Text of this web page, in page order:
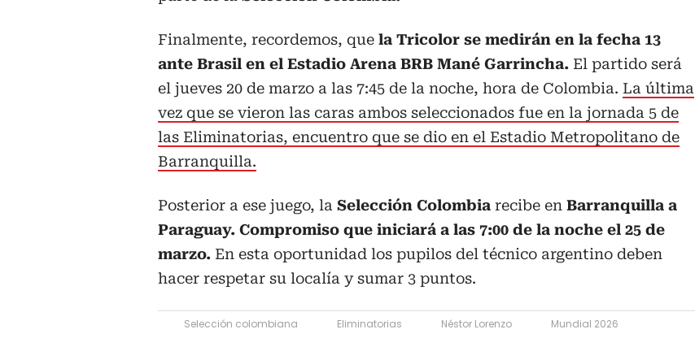
Finalmente, recordemos, que la Tricolor se medirán en la fecha 13
ante Brasil en el Estadio Arena BRB Mané Garrincha. El partido será
el jueves 20 de marzo a las 7:45 de la noche, hora de Colombia. La última
vez que se vieron las caras ambos seleccionados fue en la jornada 5 de
las Eliminatorias, encuentro que se dio en el Estadio Metropolitano de
Barranquilla.
Posterior a ese juego, la Selección Colombia recibe en Barranquilla a
Paraguay. Compromiso que iniciará a las 7:00 de la noche el 25 de
marzo. En esta oportunidad los pupilos del técnico argentino deben
hacer respetar su localía y sumar 3 puntos.
Selección colombiana Eliminatorias Néstor Lorenzo
Mundial 2026